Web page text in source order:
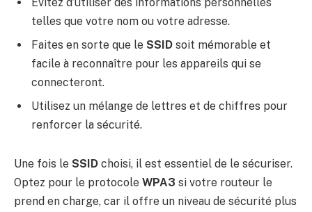
telles que votre nom ou votre adresse.
Faites en sorte que le SSID soit mémorable et
facile à reconnaître pour les appareils qui se
connecteront.
Utilisez un mélange de lettres et de chiffres pour
renforcer la sécurité.
Une fois le SSID choisi, il est essentiel de le sécuriser.
Optez pour le protocole WPA3 si votre routeur le
prend en charge, car il offre un niveau de sécurité plus